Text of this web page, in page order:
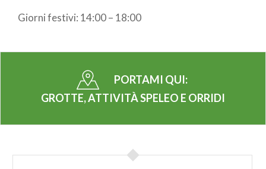
Giorni festivi: 14:00 – 18:00
PORTAMI QUI:
GROTTE, ATTIVITÀ SPELEO E ORRIDI